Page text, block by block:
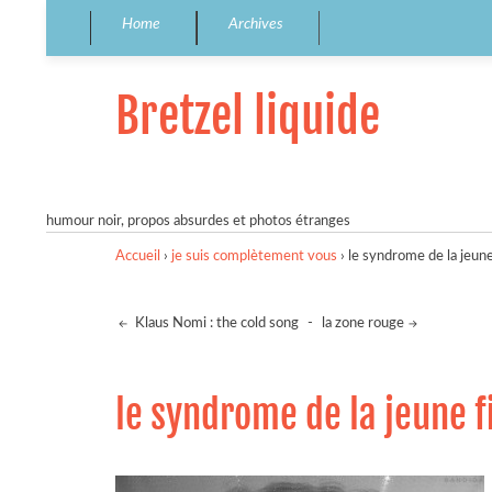
Home Archives
Bretzel liquide
humour noir, propos absurdes et photos étranges
Accueil › je suis complètement vous › le syndrome de la
Klaus Nomi : the cold song - la zone rouge
le syndrome de la jeune